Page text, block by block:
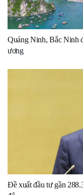
Quảng Ninh, Bắc Ninh
ương
Đề xuất đầu tư gần